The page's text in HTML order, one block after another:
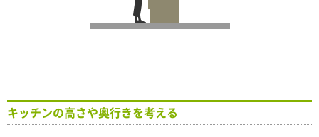
キッチンの高さや奥行きを考える